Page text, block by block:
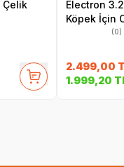
Çelik
Electron
Köpek İçin
(0)
2.499,00
1.999,20